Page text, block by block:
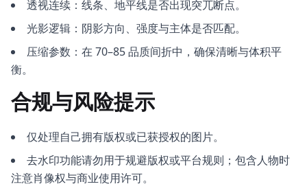
透视连续：线条、地平线是否出现突兀断点。
光影逻辑：阴影方向、强度与主体是否匹配。
压缩参数：在 70–85 品质间折中，确保清晰与体积平
衡。
合规与风险提示
仅处理自己拥有版权或已获授权的图片。
去水印功能请勿用于规避版权或平台规则；包含人物时
注意肖像权与商业使用许可。